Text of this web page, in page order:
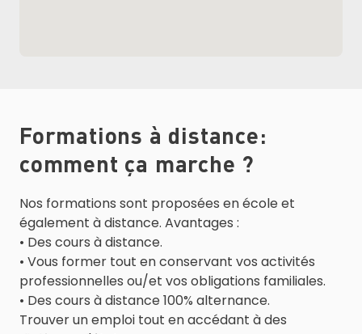
Formations à distance:
comment ça marche ?
Nos formations sont proposées en école et
également à distance. Avantages :
• Des cours à distance.
• Vous former tout en conservant vos activités
professionnelles ou/et vos obligations familiales.
• Des cours à distance 100% alternance.
Trouver un emploi tout en accédant à des